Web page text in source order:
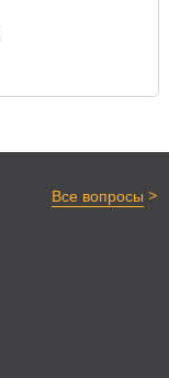
Все вопросы >